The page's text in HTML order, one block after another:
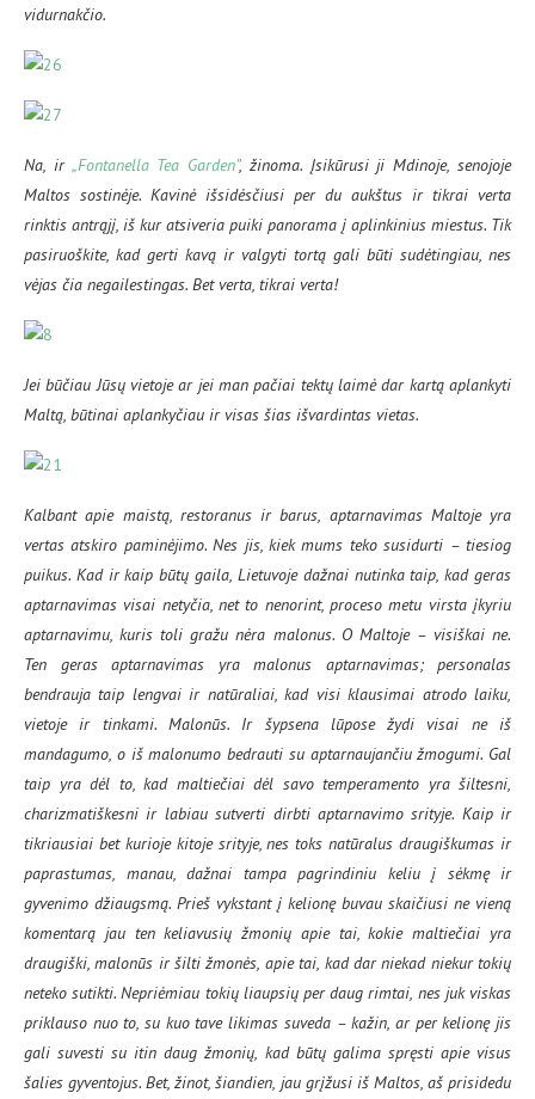
vidurnakčio.
Na, ir „Fontanella Tea Garden”, žinoma. Įsikūrusi ji Mdinoje, senojoje
Maltos sostinėje. Kavinė išsidėsčiusi per du aukštus ir tikrai verta
rinktis antrąjį, iš kur atsiveria puiki panorama į aplinkinius miestus. Tik
pasiruoškite, kad gerti kavą ir valgyti tortą gali būti sudėtingiau, nes
vėjas čia negailestingas. Bet verta, tikrai verta!
Jei būčiau Jūsų vietoje ar jei man pačiai tektų laimė dar kartą aplankyti
Maltą, būtinai aplankyčiau ir visas šias išvardintas vietas.
Kalbant apie maistą, restoranus ir barus, aptarnavimas Maltoje yra
vertas atskiro paminėjimo. Nes jis, kiek mums teko susidurti – tiesiog
puikus. Kad ir kaip būtų gaila, Lietuvoje dažnai nutinka taip, kad geras
aptarnavimas visai netyčia, net to nenorint, proceso metu virsta įkyriu
aptarnavimu, kuris toli gražu nėra malonus. O Maltoje – visiškai ne.
Ten geras aptarnavimas yra malonus aptarnavimas; personalas
bendrauja taip lengvai ir natūraliai, kad visi klausimai atrodo laiku,
vietoje ir tinkami. Malonūs. Ir šypsena lūpose žydi visai ne iš
mandagumo, o iš malonumo bedrauti su aptarnaujančiu žmogumi. Gal
taip yra dėl to, kad maltiečiai dėl savo temperamento yra šiltesni,
charizmatiškesni ir labiau sutverti dirbti aptarnavimo srityje. Kaip ir
tikriausiai bet kurioje kitoje srityje, nes toks natūralus draugiškumas ir
paprastumas, manau, dažnai tampa pagrindiniu keliu į sėkmę ir
gyvenimo džiaugsmą. Prieš vykstant į kelionę buvau skaičiusi ne vieną
komentarą jau ten keliavusių žmonių apie tai, kokie maltiečiai yra
draugiški, malonūs ir šilti žmonės, apie tai, kad dar niekad niekur tokių
neteko sutikti. Nepriėmiau tokių liaupsių per daug rimtai, nes juk viskas
priklauso nuo to, su kuo tave likimas suveda – kažin, ar per kelionę jis
gali suvesti su itin daug žmonių, kad būtų galima spręsti apie visus
šalies gyventojus. Bet, žinot, šiandien, jau grįžusi iš Maltos, aš prisidedu